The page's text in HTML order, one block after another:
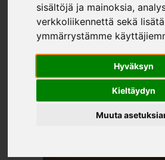
sisältöjä ja mainoksia,
verkkoliikennettä sekä
ymmärrystämme
Hyväksyn
Kieltäydyn
Muuta